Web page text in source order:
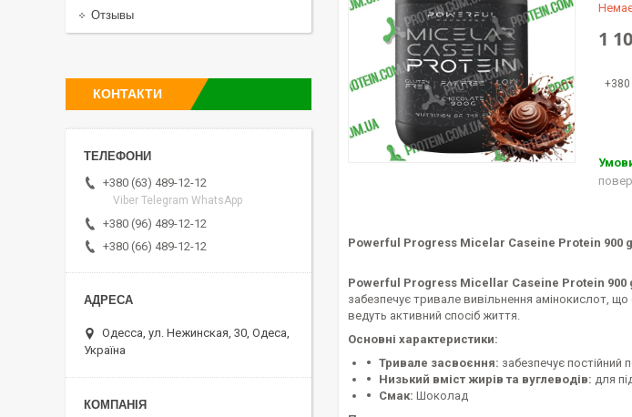
1
+380
Powerful Progress Micelar Caseine Protein 900 g
Powerful Progress Micellar Caseine Protein 900
забезпечує тривале вивільнення амінокислот,
ведуть активний спосіб життя.
Основні характеристики:
Тривале засвоєння: забезпечує постійний
Низький вміст жирів та вуглеводів: для
Смак: Шоколад
Отзывы
КОНТАКТИ
+380 (63) 489-12-12
Viber Telegram WhatsApp
+380 (96) 489-12-12
+380 (66) 489-12-12
Одесса, ул. Нежинская, 30, Одеса,
Україна